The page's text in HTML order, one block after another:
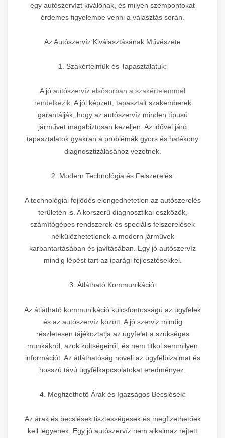
egy autószervízt kiválónak, és milyen szempontokat
érdemes figyelembe venni a választás során.
Az Autószervíz Kiválasztásának Művészete
1. Szakértelmük és Tapasztalatuk:
A jó autószervíz elsősorban a szakértelemmel
rendelkezik. A jól képzett, tapasztalt szakemberek
garantálják, hogy az autószervíz minden típusú
járművet magabiztosan kezeljen. Az idővel járó
tapasztalatok gyakran a problémák gyors és hatékony
diagnosztizálásához vezetnek.
2. Modern Technológia és Felszerelés:
A technológiai fejlődés elengedhetetlen az autószerelés
területén is. A korszerű diagnosztikai eszközök,
számítógépes rendszerek és speciális felszerelések
nélkülözhetetlenek a modern járművek
karbantartásában és javításában. Egy jó autószervíz
mindig lépést tart az iparági fejlesztésekkel.
3. Átlátható Kommunikáció:
Az átlátható kommunikáció kulcsfontosságú az ügyfelek
és az autószervíz között. A jó szerviz mindig
részletesen tájékoztatja az ügyfelet a szükséges
munkákról, azok költségeiről, és nem titkol semmilyen
információt. Az átláthatóság növeli az ügyfélbizalmat és
hosszú távú ügyfélkapcsolatokat eredményez.
4. Megfizethető Árak és Igazságos Becslések:
Az árak és becslések tisztességesek és megfizethetőek
kell legyenek. Egy jó autószervíz nem alkalmaz rejtett